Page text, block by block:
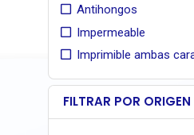
Antihongos
Impermeable
Imprimible ambas
FILTRAR POR ORIGEN